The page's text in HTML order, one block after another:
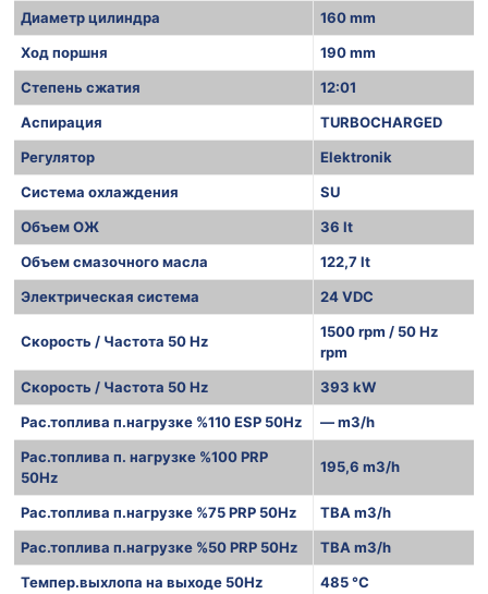
Диаметр цилиндра
160 mm
Ход поршня
190 mm
Степень сжатия
12:01
Аспирация
TURBOCHARGED
Регулятор
Elektronik
Система охлаждения
SU
Объем ОЖ
36 lt
Объем смазочного масла
122,7 lt
Электрическая система
24 VDC
Скорость / Частота 50 Hz
1500 rpm / 50 Hz
rpm
Скорость / Частота 50 Hz
393 kW
Рас.топлива п.нагрузке %110 ESP 50Hz
— m3/h
Рас.топлива п. нагрузке %100 PRP
50Hz
195,6 m3/h
Рас.топлива п.нагрузке %75 PRP 50Hz
TBA m3/h
Рас.топлива п.нагрузке %50 PRP 50Hz
TBA m3/h
Темпер.выхлопа на выходе 50Hz
485 °C